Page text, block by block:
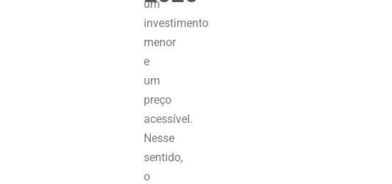
um
investimento
menor
e
um
preço
acessível.
Nesse
sentido,
o